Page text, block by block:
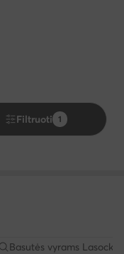
Filtruoti 1
Basutės vyrams Lasocki